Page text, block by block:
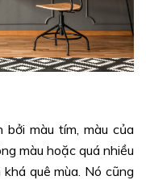
màu tím, màu của
màu hoặc quá nhiều
quê mùa. Nó cũng